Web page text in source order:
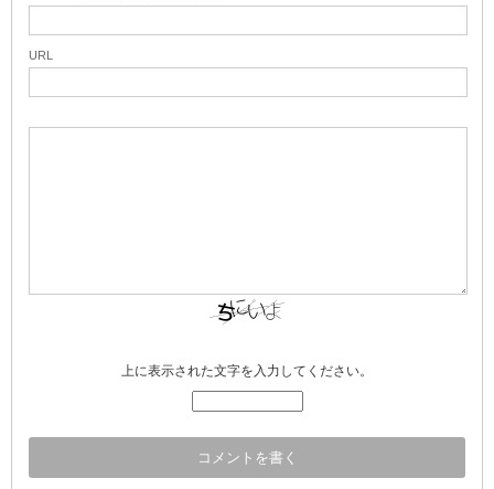
URL
上に表示された文字を入力してください。